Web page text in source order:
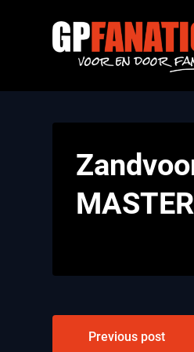
Bericht
Previous post